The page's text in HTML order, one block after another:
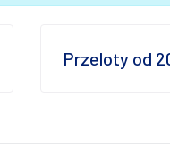
Przeloty od